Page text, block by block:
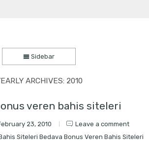
Sidebar
ARCHIVES: 2010
veren bahis siteleri
23, 2010
Leave a comment
Siteleri Bedava Bonus Veren Bahis Siteleri